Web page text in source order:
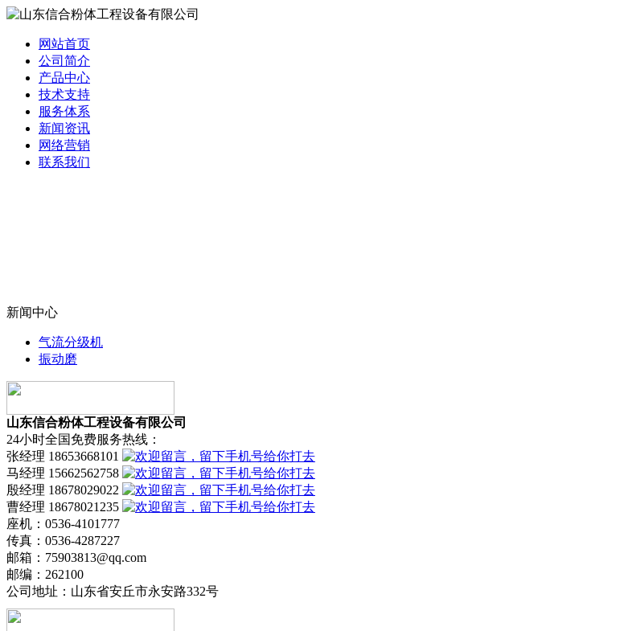
网站首页
公司简介
产品中心
技术支持
服务体系
新闻资讯
网络营销
联系我们
新闻中心
气流分级机
振动磨
山东信合粉体工程设备有限公司
24小时全国免费服务热线：
张经理 18653668101
马经理 15662562758
殷经理 18678029022
曹经理 18678021235
座机：0536-4101777
传真：0536-4287227
邮箱：75903813@qq.com
邮编：262100
公司地址：山东省安丘市永安路332号